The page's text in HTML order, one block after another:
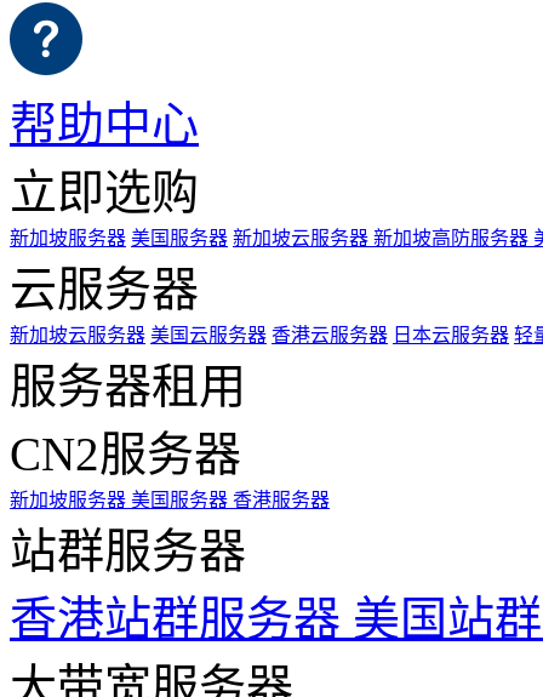
帮助中心
立即选购
新加坡服务器 美国服务器 新加坡云服务器 新加坡高防服务器
云服务器
新加坡云服务器 美国云服务器 香港云服务器 日本云服务器 轻
服务器租用
CN2服务器
新加坡服务器 美国服务器 香港服务器
站群服务器
香港站群服务器 美国站
大带宽服务器